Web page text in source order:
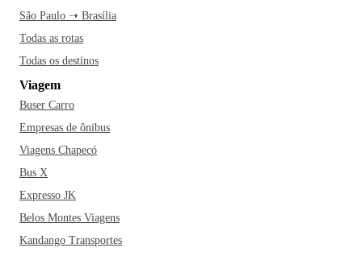
São Paulo ➝ Brasília
Todas as rotas
Todas os destinos
Viagem
Buser Carro
Empresas de ônibus
Viagens Chapecó
Bus X
Expresso JK
Belos Montes Viagens
Kandango Transportes